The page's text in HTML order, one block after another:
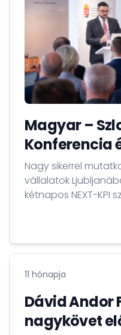
Magyar –
Konferencia
Nagy sikerrel
vállalatok
kétnapos NEXT-KPI
11 hónapja
Dávid Andor
nagykövet